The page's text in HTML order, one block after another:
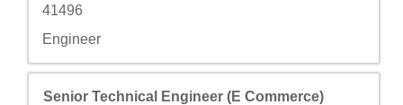
Champ personnalisé 3
41496
Champ personnalisé 4
Engineer
Titre
Senior Technical Engineer (E Commerce)
Sélectionnez avec la barre d’espacement pour afficher